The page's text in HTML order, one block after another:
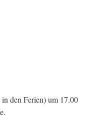
den Ferien) um 17.00